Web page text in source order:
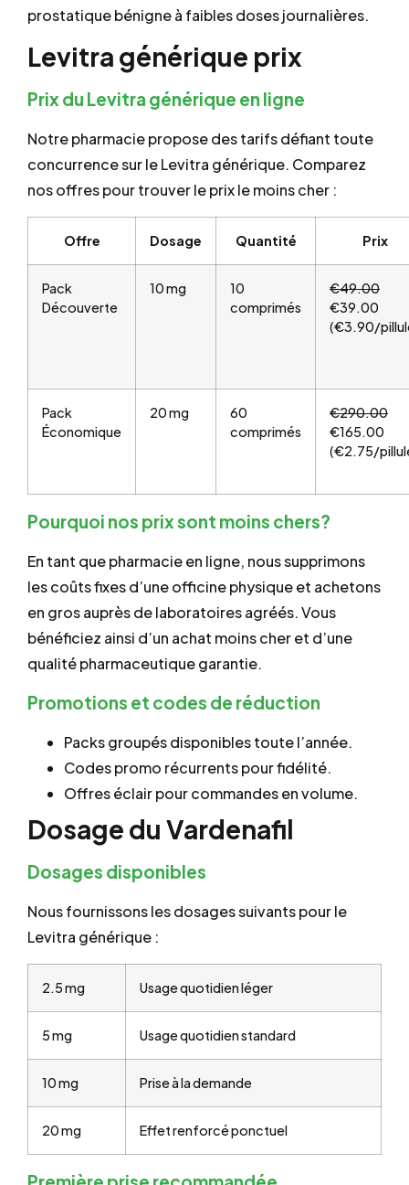
prostatique bénigne à faibles doses journalières.
Levitra générique prix
Prix du Levitra générique en ligne
Notre pharmacie propose des tarifs défiant toute
concurrence sur le Levitra générique. Comparez
nos offres pour trouver le prix le moins cher :
Offre Dosage Quantité Prix
Pack
Découverte
10 mg
10
comprimés
€49.00
€39.00
(€3.90/
Pack
Économique
20 mg
60
comprimés
€290.00
€165.00
(€2.75/
Pourquoi nos prix sont moins chers?
En tant que pharmacie en ligne, nous supprimons
les coûts fixes d’une officine physique et achetons
en gros auprès de laboratoires agréés. Vous
bénéficiez ainsi d’un achat moins cher et d’une
qualité pharmaceutique garantie.
Promotions et codes de réduction
Packs groupés disponibles toute l’année.
Codes promo récurrents pour fidélité.
Offres éclair pour commandes en volume.
Dosage du Vardenafil
Dosages disponibles
Nous fournissons les dosages suivants pour le
Levitra générique :
2.5 mg Usage quotidien léger
5 mg Usage quotidien standard
10 mg Prise à la demande
20 mg Effet renforcé ponctuel